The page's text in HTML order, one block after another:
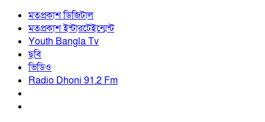
মতপ্রকাশ ডিজিটাল
মতপ্রকাশ ইন্টারটেইন্মেন্ট
Youth Bangla Tv
ছবি
ভিডিও
Radio Dhoni 91.2 Fm